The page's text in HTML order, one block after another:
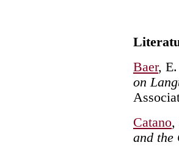
Baer,
on
Catano,
and